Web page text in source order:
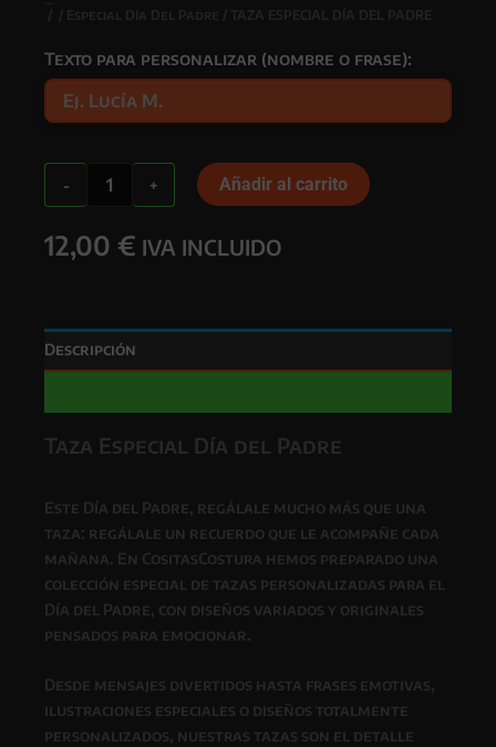
/ TAZA ESPECIAL DÍA DEL PADRE
Texto para personalizar (nombre o frase):
-
ESPECIAL
DEL
PADRE
+ Añadir al carrito
12,00 € IVA INCLUIDO
Descripción
Taza Especial Día del Padre
Este Día del Padre, regálale mucho más que una
taza: regálale un recuerdo que le acompañe cada
mañana. En CositasCostura hemos preparado una
colección especial de tazas personalizadas para el
Día del Padre, con diseños variados y originales
pensados para emocionar.
Desde mensajes divertidos hasta frases emotivas,
ilustraciones especiales o diseños totalmente
personalizados, nuestras tazas son el detalle